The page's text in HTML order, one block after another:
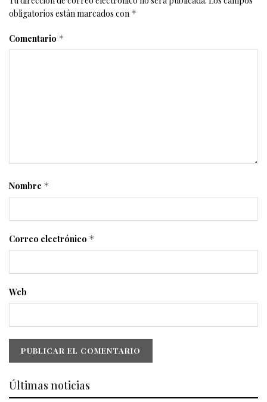
obligatorios están marcados con *
Comentario *
Nombre *
Correo electrónico *
Web
Últimas noticias